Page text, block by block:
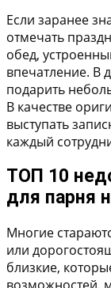
Если заранее
отмечать
обед,
впечатление. В
подарить
В качестве
выступать
каждый
ТОП 10
для парня
Многие
или
близкие,
возможностей,